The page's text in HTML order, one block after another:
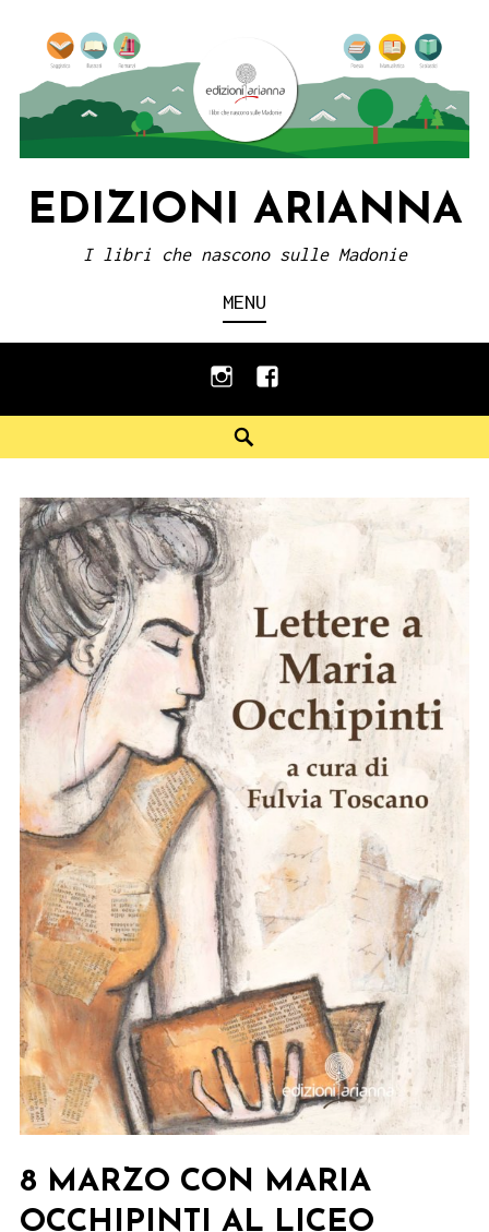
content
EDIZIONI ARIANNA
I libri che nascono sulle Madonie
MENU
instagramfacebook
8 MARZO CON MARIA
OCCHIPINTI AL LICEO